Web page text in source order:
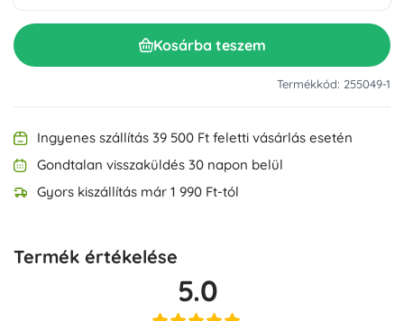
Kosárba teszem
Termékkód: 255049-1
Ingyenes szállítás 39 500 Ft feletti vásárlás esetén
Gondtalan visszaküldés 30 napon belül
Gyors kiszállítás már 1 990 Ft-tól
Termék értékelése
5.0